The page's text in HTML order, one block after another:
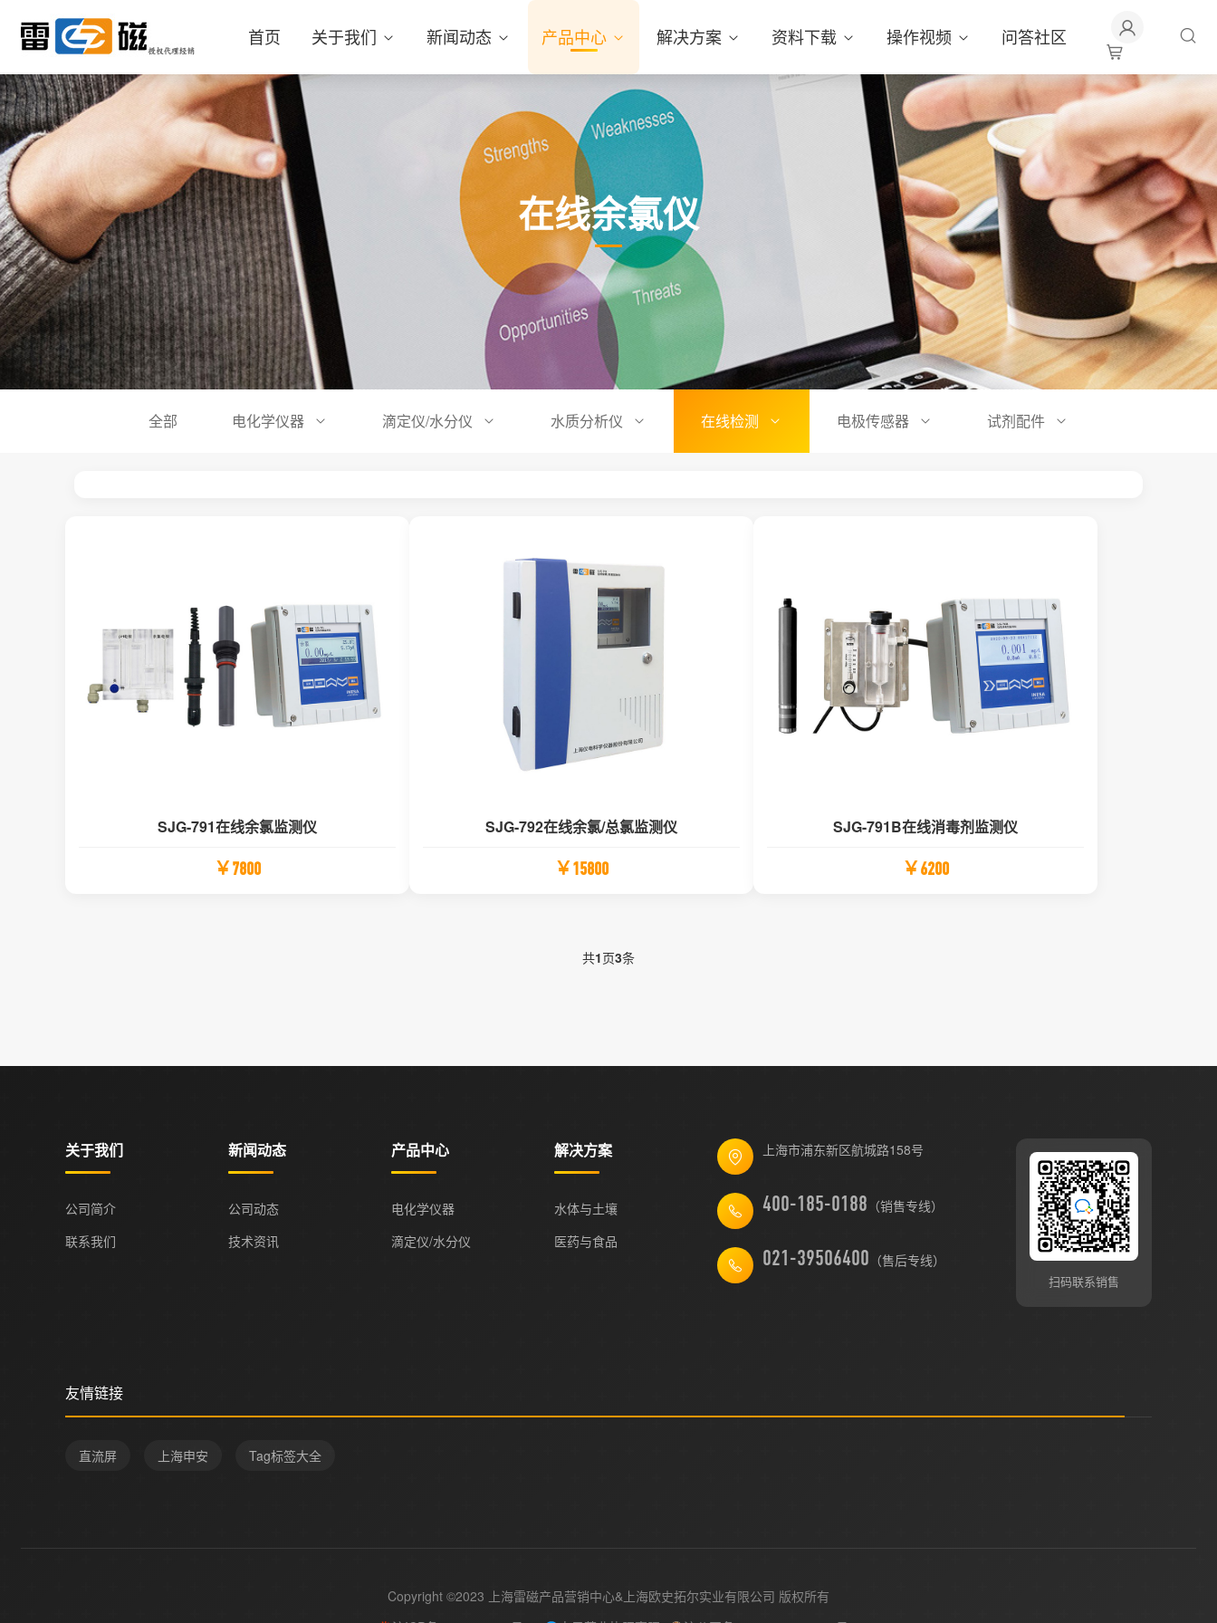
首页 关于我们 新闻动态 产品中心 解决方案 资料下载 操作视频 问答社区
在线余氯仪
全部 电化学仪器 滴定仪/水分仪 水质分析仪 在线检测 电极传感器 试剂配件
SJG-791在线余氯监测仪
￥7800
SJG-792在线余氯/总氯监测仪
￥15800
SJG-791B在线消毒剂监测仪
￥6200
共1页3条
关于我们
公司简介
联系我们
新闻动态
公司动态
技术资讯
产品中心
电化学仪器
滴定仪/水分仪
解决方案
水体与土壤
医药与食品
上海市浦东新区航城路158号
（销售专线）
021-39506400 （售后专线）
扫码联系销售
友情链接
直流屏 上海申安 Tag标签大全
Copyright ©2023 上海雷磁产品营销中心&
版权所有